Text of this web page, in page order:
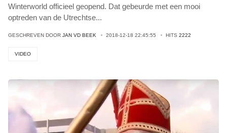
Winterworld officieel geopend. Dat gebeurde met een mooi
optreden van de Utrechtse...
GESCHREVEN DOOR JAN VD BEEK 2018-12-18 22:45:55 HITS 2222
VIDEO